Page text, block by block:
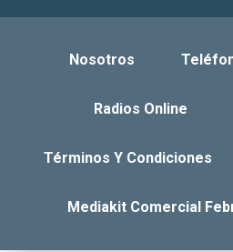
Nosotros
Radios Online
Términos Y Condiciones
Mediakit Comercial